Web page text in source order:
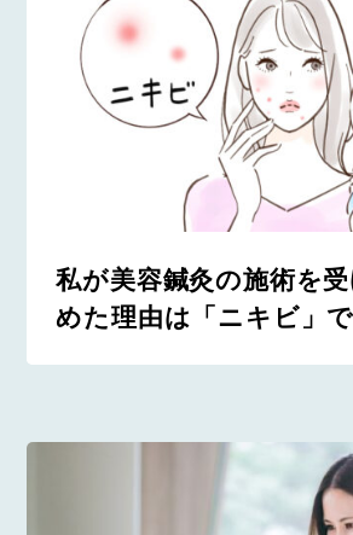
私が美容鍼灸の施術を
めた理由は「ニキビ」